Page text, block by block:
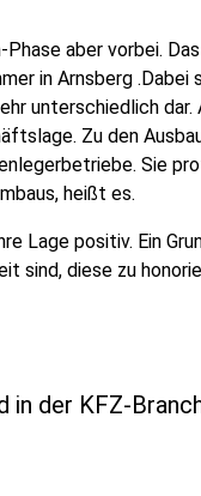
aber vorbei.
in Arnsberg
unterschiedlich
Zu den
Sie
heißt es.
Lage positiv. Ein
sind, diese zu
in der KFZ-